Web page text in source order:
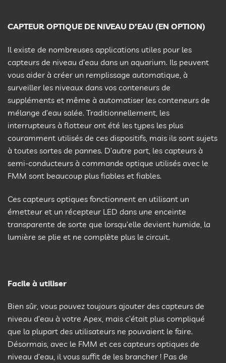
CAPTEUR OPTIQUE DE NIVEAU D’EAU (EN OPTION)
Il existe de nombreuses applications utiles pour les
capteurs de niveau d’eau dans un aquarium. Ils peuvent
vous aider à créer un remplissage automatique, à
surveiller les niveaux dans vos conteneurs de
suppléments et même à automatiser les conteneurs de
mélange d’eau salée. Traditionnellement, les
interrupteurs à flotteur ont été les types les plus
couramment utilisés de ces dispositifs, mais ils sont sujets
à toutes sortes de pannes. D’autre part, les capteurs à
semi-conducteurs à commande optique utilisés avec le
FMM sont beaucoup plus fiables et fiables.
Ces capteurs optiques fonctionnent en utilisant un
émetteur et un récepteur LED dans une enceinte
transparente de sorte que lorsqu’elle devient humide, la
lumière se plie et ne complète plus le circuit.
Facile à utiliser
Bien sûr, vous pouvez toujours ajouter des capteurs de
niveau d’eau à votre Apex, mais c’était plus compliqué
que la plupart des utilisateurs ne pouvaient le faire.
Désormais, avec le FMM et ces capteurs optiques de
niveau d’eau, il vous suffit de les brancher ! Pas de